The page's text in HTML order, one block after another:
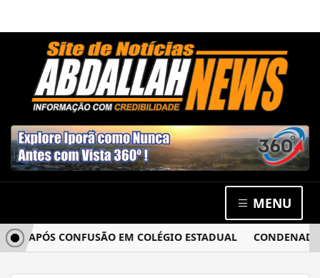
MENU
CONFUSÃO EM COLÉGIO ESTADUAL CONDENADO